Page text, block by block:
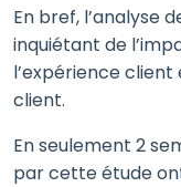
En bref, l’analyse
inquiétant de
l’expérience
client.
En seulement 2
par cette étude